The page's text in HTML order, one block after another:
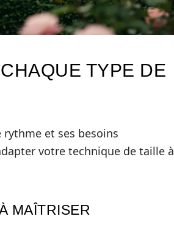
TYPE DE
et ses besoins
votre technique de taille à
MAÎTRISER